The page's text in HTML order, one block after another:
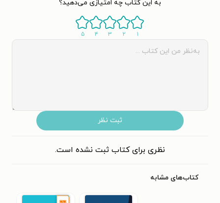
به این کتاب چه امتیازی می‌دهید؟
۱ ۲ ۳ ۴ ۵
ثبت نظر
نظری برای کتاب ثبت نشده است.
کتاب‌های مشابه